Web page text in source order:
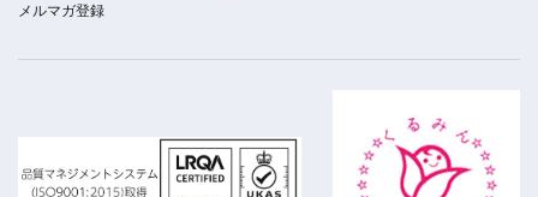
メルマガ登録